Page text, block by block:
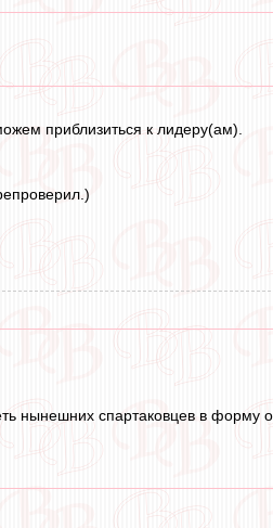
приблизиться к лидеру(ам).
нынешних спартаковцев в форму